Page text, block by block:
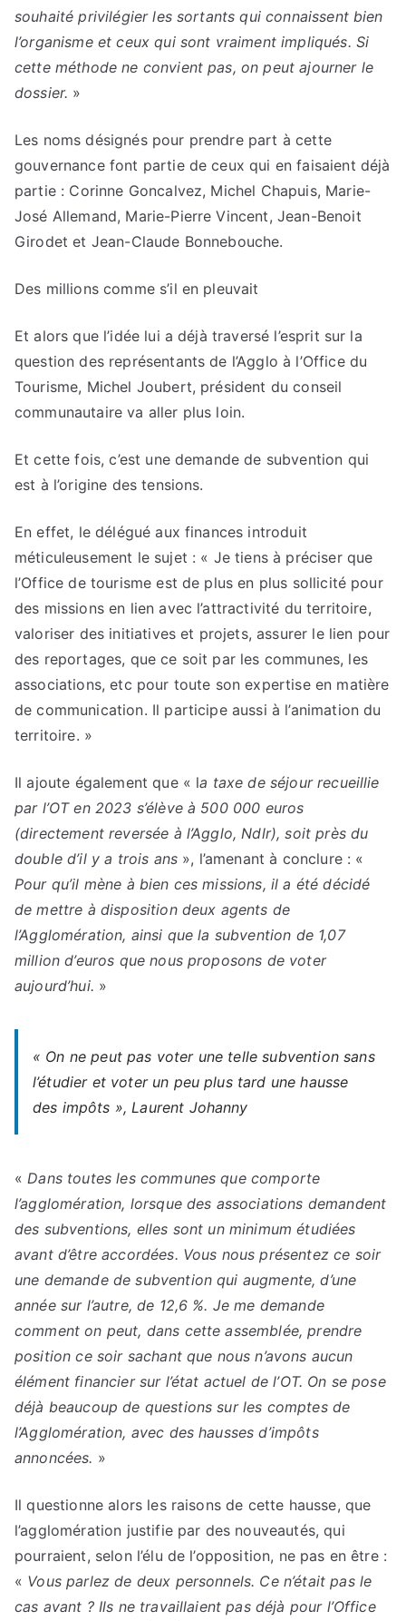
souhaité privilégier les sortants qui connaissent bien
l’organisme et ceux qui sont vraiment impliqués. Si
cette méthode ne convient pas, on peut ajourner le
dossier. »
Les noms désignés pour prendre part à cette
gouvernance font partie de ceux qui en faisaient déjà
partie : Corinne Goncalvez, Michel Chapuis, Marie-
José Allemand, Marie-Pierre Vincent, Jean-Benoit
Girodet et Jean-Claude Bonnebouche.
Des millions comme s’il en pleuvait
Et alors que l’idée lui a déjà traversé l’esprit sur la
question des représentants de l’Agglo à l’Office du
Tourisme, Michel Joubert, président du conseil
communautaire va aller plus loin.
Et cette fois, c’est une demande de subvention qui
est à l’origine des tensions.
En effet, le délégué aux finances introduit
méticuleusement le sujet : « Je tiens à préciser que
l’Office de tourisme est de plus en plus sollicité pour
des missions en lien avec l’attractivité du territoire,
valoriser des initiatives et projets, assurer le lien pour
des reportages, que ce soit par les communes, les
associations, etc pour toute son expertise en matière
de communication. Il participe aussi à l’animation du
territoire. »
Il ajoute également que « la taxe de séjour recueillie
par l’OT en 2023 s’élève à 500 000 euros
(directement reversée à l’Agglo, Ndlr), soit près du
double d’il y a trois ans », l’amenant à conclure : «
Pour qu’il mène à bien ces missions, il a été décidé
de mettre à disposition deux agents de
l’Agglomération, ainsi que la subvention de 1,07
million d’euros que nous proposons de voter
aujourd’hui. »
« On ne peut pas voter une telle subvention sans
l’étudier et voter un peu plus tard une hausse
des impôts », Laurent Johanny
« Dans toutes les communes que comporte
l’agglomération, lorsque des associations demandent
des subventions, elles sont un minimum étudiées
avant d’être accordées. Vous nous présentez ce soir
une demande de subvention qui augmente, d’une
année sur l’autre, de 12,6 %. Je me demande
comment on peut, dans cette assemblée, prendre
position ce soir sachant que nous n’avons aucun
élément financier sur l’état actuel de l’OT. On se pose
déjà beaucoup de questions sur les comptes de
l’Agglomération, avec des hausses d’impôts
annoncées. »
Il questionne alors les raisons de cette hausse, que
l’agglomération justifie par des nouveautés, qui
pourraient, selon l’élu de l’opposition, ne pas en être :
« Vous parlez de deux personnels. Ce n’était pas le
cas avant ? Ils ne travaillaient pas déjà pour l’Office